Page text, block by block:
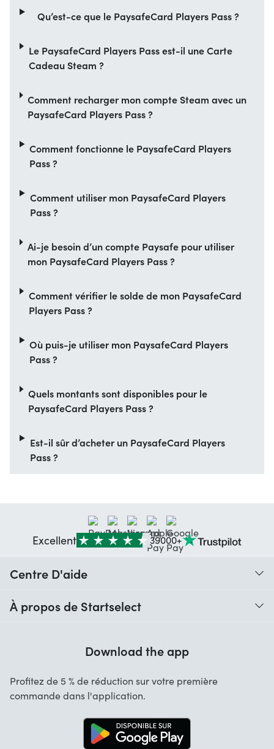
Qu’est-ce que le PaysafeCard Players Pass ?
Le PaysafeCard Players Pass est-il une Carte
Cadeau Steam ?
Comment recharger mon compte Steam avec un
PaysafeCard Players Pass ?
Comment fonctionne le PaysafeCard Players
Pass ?
Comment utiliser mon PaysafeCard Players
Pass ?
Ai-je besoin d’un compte Paysafe pour utiliser
mon PaysafeCard Players Pass ?
Comment vérifier le solde de mon PaysafeCard
Players Pass ?
Où puis-je utiliser mon PaysafeCard Players
Pass ?
Quels montants sont disponibles pour le
PaysafeCard Players Pass ?
Est-il sûr d’acheter un PaysafeCard Players
Pass ?
Excellent 39000+
Centre D'aide
Help with codes
Contact
À propos de Startselect
Download the app
Profitez de 5 % de réduction sur votre première
commande dans l'application.